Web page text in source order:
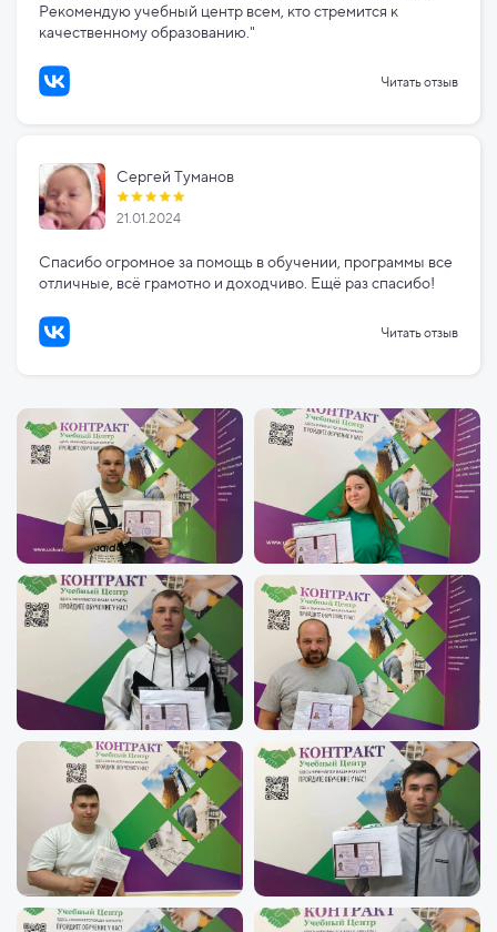
Рекомендую учебный центр всем, кто стремится к
качественному образованию."
Читать отзыв
Сергей Туманов
21.01.2024
Спасибо огромное за помощь в обучении, программы все
отличные, всё грамотно и доходчиво. Ещё раз спасибо!
Читать отзыв